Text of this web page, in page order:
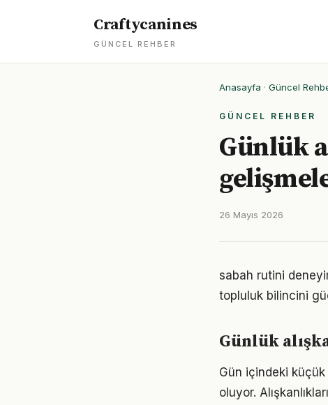
Craftycanines
GÜNCEL REHBER
Anasayfa · Güncel
GÜNCEL REHBER
Günlük
26 Mayıs 2026
sabah rutini
topluluk bilincini
Günlük
Gün içindeki
oluyor.